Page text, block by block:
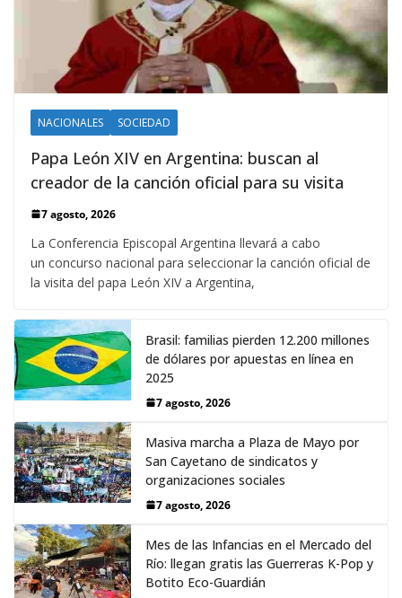
NACIONALES SOCIEDAD
Papa León XIV en Argentina: buscan al
creador de la canción oficial para su visita
7 agosto, 2026
La Conferencia Episcopal Argentina llevará a cabo
un concurso nacional para seleccionar la canción oficial de
la visita del papa León XIV a Argentina,
Brasil: familias pierden 12.200 millones
de dólares por apuestas en línea en
2025
7 agosto, 2026
Masiva marcha a Plaza de Mayo por
San Cayetano de sindicatos y
organizaciones sociales
7 agosto, 2026
Mes de las Infancias en el Mercado del
Río: llegan gratis las Guerreras K-Pop y
Botito Eco-Guardián